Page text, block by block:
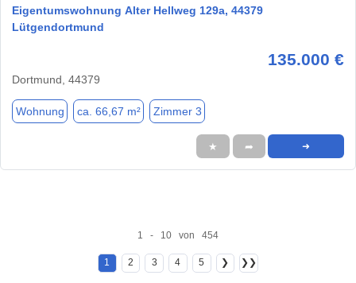
Eigentumswohnung Alter Hellweg 129a, 44379
Lütgendortmund
135.000 €
Dortmund, 44379
Wohnung ca. 66,67 m² Zimmer 3
★ ➦ ➜
1 - 10 von 454
1 2 3 4 5 ❯ ❯❯